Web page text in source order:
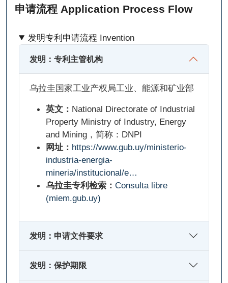
申请流程 Application Process Flow
发明专利申请流程 Invention
发明：专利主管机构
乌拉圭国家工业产权局工业、能源和矿业部
英文： National Directorate of Industrial
Property Ministry of Industry, Energy
and Mining，简称：DNPI
网址： https://www.gub.uy/ministerio-
industria-energia-
mineria/institucional/e…
乌拉圭专利检索： Consulta libre
(miem.gub.uy)
发明：申请文件要求
发明：保护期限